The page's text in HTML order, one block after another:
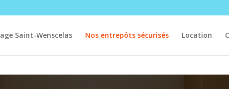
Saint-Wenscelas Nos entrepôts sécurisés Location